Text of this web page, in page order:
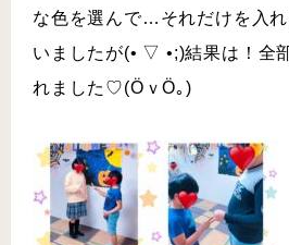
な色を選んで…それだけを入
いましたが(• ▽ •;)結果は！全
れました♡(ӦｖӦ｡)